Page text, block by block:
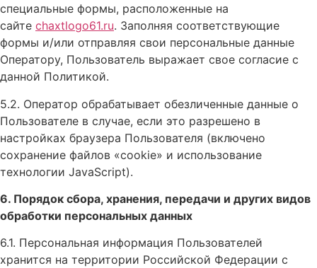
специальные формы, расположенные на
сайте chaxtlogo61.ru. Заполняя соответствующие
формы и/или отправляя свои персональные данные
Оператору, Пользователь выражает свое согласие с
данной Политикой.
5.2. Оператор обрабатывает обезличенные данные о
Пользователе в случае, если это разрешено в
настройках браузера Пользователя (включено
сохранение файлов «cookie» и использование
технологии JavaScript).
6. Порядок сбора, хранения, передачи и других видов
обработки персональных данных
6.1. Персональная информация Пользователей
хранится на территории Российской Федерации с